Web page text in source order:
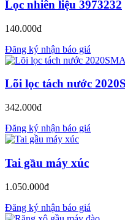
Lọc nhiên liệu 3973232
140.000đ
Đăng ký nhận báo giá
Lõi lọc tách nước
342.000đ
Đăng ký nhận báo giá
Tai gầu máy xúc
1.050.000đ
Đăng ký nhận báo giá